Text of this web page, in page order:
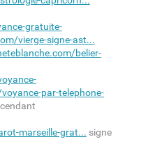
gratuite-
vierge-signe-ast...
belier-
par-telephone-
marseille-grat... signe